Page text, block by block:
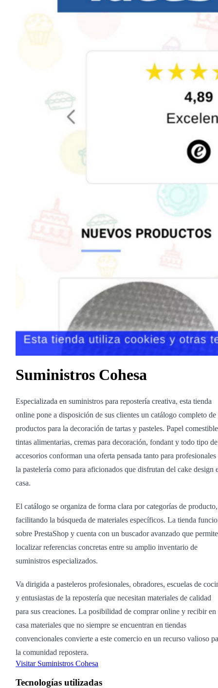
Suministros Cohesa
Especializada en suministros para repostería creativa, esta tienda
online pone a disposición de sus clientes un catálogo completo de
productos para la decoración de tartas y pasteles. Papel
tintas alimentarias, cremas para decoración, fondant y todo tipo de
accesorios conforman una oferta pensada tanto para profesionales
la pastelería como para aficionados que disfrutan del cake design
casa.
El catálogo se organiza de forma clara por categorías de producto,
facilitando la búsqueda de materiales específicos. La tienda
sobre PrestaShop y cuenta con un buscador avanzado que permite
localizar referencias concretas entre su amplio inventario de
suministros especializados.
Va dirigida a pasteleros profesionales, obradores, escuelas de
y entusiastas de la repostería que necesitan materiales de calidad
para sus creaciones. La posibilidad de comprar online y recibir en
casa materiales que no siempre se encuentran en tiendas
convencionales convierte a este comercio en un recurso valioso
la comunidad repostera.
Visitar Suministros Cohesa
Tecnologías utilizadas